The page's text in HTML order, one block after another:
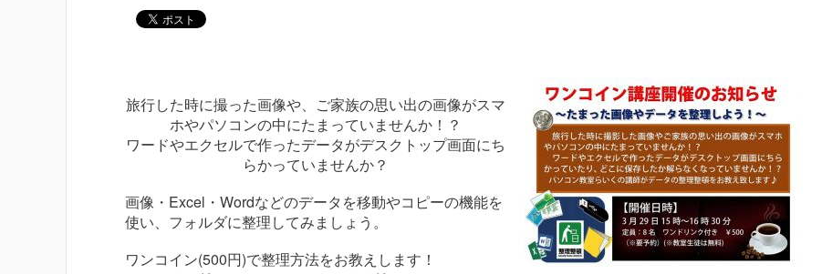
旅行した時に撮った画像や、ご家族の思い出の画像がスマ
ホやパソコンの中にたまっていませんか！？
ワードやエクセルで作ったデータがデスクトップ画面にち
らかっていませんか？
画像・Excel・Wordなどのデータを移動やコピーの機能を
使い、フォルダに整理してみましょう。
ワンコイン(500円)で整理方法をお教えします！